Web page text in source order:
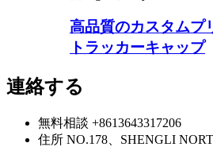
高品質のカスタムプ
トラッカーキャップ
連絡する
無料相談 +8613643317206
住所 NO.178、SHENGLI